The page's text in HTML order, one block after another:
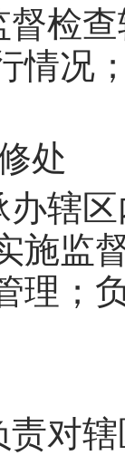
查
情况
处
区
施监
理；
辖